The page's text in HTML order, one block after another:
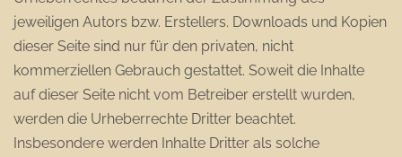
jeweiligen Autors bzw. Erstellers. Downloads und Kopien
dieser Seite sind nur für den privaten, nicht
kommerziellen Gebrauch gestattet. Soweit die Inhalte
auf dieser Seite nicht vom Betreiber erstellt wurden,
werden die Urheberrechte Dritter beachtet.
Insbesondere werden Inhalte Dritter als solche